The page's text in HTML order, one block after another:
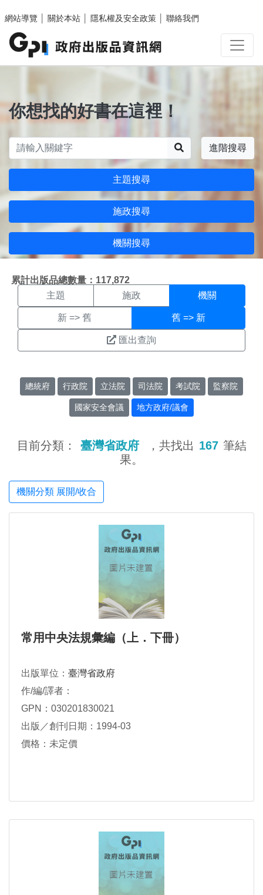
網站導覽
關於本站 隱私權及安全政策 聯絡我們
你想找的好書在這裡！
進階搜尋
主題搜尋
施政搜尋
機關搜尋
累計出版品總數量：117,872
機關搜尋結果頁面
主題 施政 機關
新 => 舊 舊 => 新
匯出查詢
總統府 行政院 立法院 司法院 考試院 監察院
國家安全會議 地方政府/議會
目前分類： 臺灣省政府 ，共找出 167 筆結
果。
機關分類 展開/收合
常用中央法規彙編（上．下冊）
出版單位： 臺灣省政府
作/編/譯者：
GPN：030201830021
出版／創刊日期：1994-03
價格：未定價